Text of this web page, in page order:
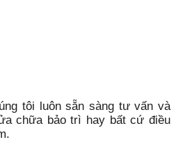
tôi luôn sẵn sàng tư vấn và
chữa bảo trì hay bất cứ điều